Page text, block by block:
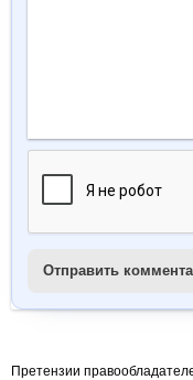
Отправить
Претензии